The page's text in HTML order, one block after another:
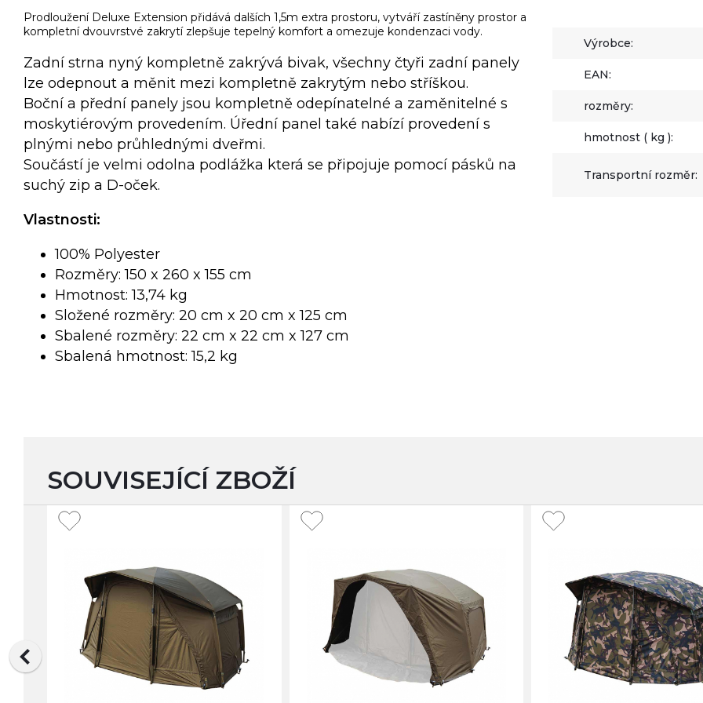
Prodloužení Deluxe Extension přidává dalších 1,5m extra prostoru, vytváří zastíněny prostor a
kompletní dvouvrstvé zakrytí zlepšuje tepelný komfort a omezuje kondenzaci vody.
Zadní strna nyný kompletně zakrývá bivak, všechny čtyři zadní panely
lze odepnout a měnit mezi kompletně zakrytým nebo stříškou.
Boční a přední panely jsou kompletně odepínatelné a zaměnitelné s
moskytiérovým provedením. Úřední panel také nabízí provedení s
plnými nebo průhlednými dveřmi.
Součástí je velmi odolna podlážka která se připojuje pomocí pásků na
suchý zip a D-oček.
Vlastnosti:
100% Polyester
Rozměry: 150 x 260 x 155 cm
Hmotnost: 13,74 kg
Složené rozměry: 20 cm x 20 cm x 125 cm
Sbalené rozměry: 22 cm x 22 cm x 127 cm
Sbalená hmotnost: 15,2 kg
Výrobce:
EAN:
rozměry:
hmotnost ( kg ):
Transportní rozměr:
SOUVISEJÍCÍ ZBOŽÍ